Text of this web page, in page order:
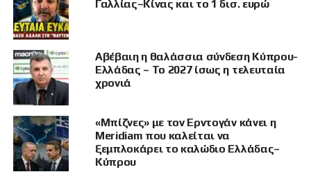
να ανταποκριθεί τόσο στιςτρέχουσες όσο και
στις μελλοντικές απειλές
τα διδάγματα από σύγχρονες συγκρούσεις. Το
σύστημα θα ενσωματώνεικαινοτόμες και
ανατρεπτικές τεχνολογίες, συμβατές με τις
επιχειρησιακές ανάγκες των συμμετεχόντων
κρατών.
Συντονισμός και τεχνική
υλοποίηση
Γαλλίας–Κίνας και το 1 δισ. ευρώ
Αβέβαιη η θαλάσσια σύνδεση Κύπρου-
Ελλάδας – Το 2027 ίσως η τελευταία
χρονιά
«Μπίζνες» με τον Ερντογάν κάνει η
Meridiam που καλείται να
ξεμπλοκάρει το καλώδιο Ελλάδας–
Κύπρου